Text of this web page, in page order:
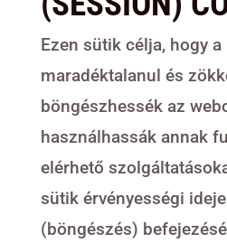
Ezen sütik célja, hogy
maradéktalanul és
böngészhessék az
használhassák annak
elérhető
sütik érvényességi
(böngészés)